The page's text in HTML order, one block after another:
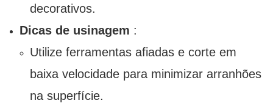
decorativos.
Dicas de usinagem :
Utilize ferramentas afiadas e corte em
baixa velocidade para minimizar arranhões
na superfície.